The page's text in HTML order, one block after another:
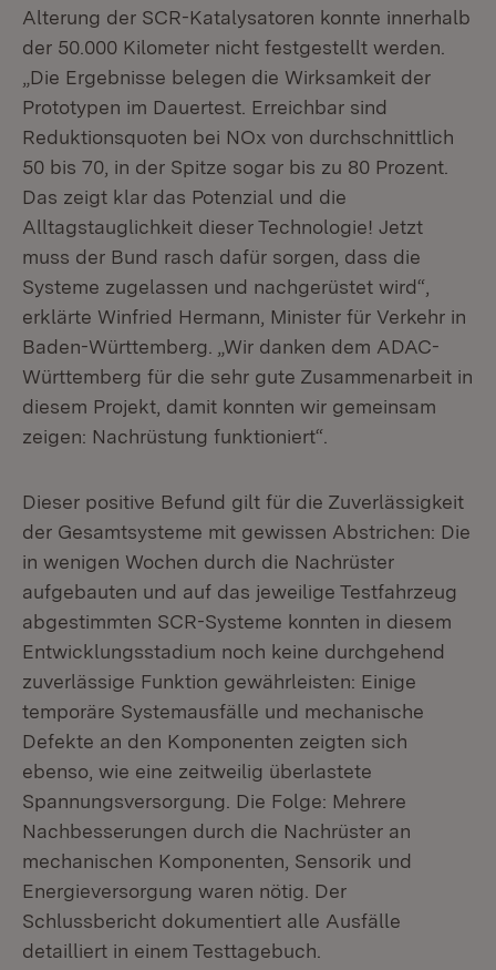
Alterung der SCR-Katalysatoren konnte innerhalb
der 50.000 Kilometer nicht festgestellt werden.
„Die Ergebnisse belegen die Wirksamkeit der
Prototypen im Dauertest. Erreichbar sind
Reduktionsquoten bei NOx von durchschnittlich
50 bis 70, in der Spitze sogar bis zu 80 Prozent.
Das zeigt klar das Potenzial und die
Alltagstauglichkeit dieser Technologie! Jetzt
muss der Bund rasch dafür sorgen, dass die
Systeme zugelassen und nachgerüstet wird“,
erklärte Winfried Hermann, Minister für Verkehr in
Baden-Württemberg. „Wir danken dem ADAC-
Württemberg für die sehr gute Zusammenarbeit in
diesem Projekt, damit konnten wir gemeinsam
zeigen: Nachrüstung funktioniert“.
Dieser positive Befund gilt für die Zuverlässigkeit
der Gesamtsysteme mit gewissen Abstrichen: Die
in wenigen Wochen durch die Nachrüster
aufgebauten und auf das jeweilige Testfahrzeug
abgestimmten SCR-Systeme konnten in diesem
Entwicklungsstadium noch keine durchgehend
zuverlässige Funktion gewährleisten: Einige
temporäre Systemausfälle und mechanische
Defekte an den Komponenten zeigten sich
ebenso, wie eine zeitweilig überlastete
Spannungsversorgung. Die Folge: Mehrere
Nachbesserungen durch die Nachrüster an
mechanischen Komponenten, Sensorik und
Energieversorgung waren nötig. Der
Schlussbericht dokumentiert alle Ausfälle
detailliert in einem Testtagebuch.